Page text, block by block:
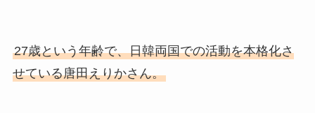
27歳という年齢で、日韓両国での活動を本格化さ
せている唐田えりかさん。